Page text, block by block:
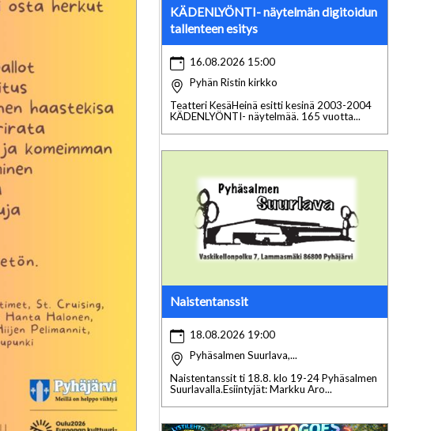
KÄDENLYÖNTI- näytelmän digitoidun
tallenteen esitys
16.08.2026 15:00
Pyhän Ristin kirkko
Teatteri KesäHeinä esitti kesinä 2003-2004
KÄDENLYÖNTI- näytelmää. 165 vuotta...
Naistentanssit
18.08.2026 19:00
Pyhäsalmen Suurlava,...
Naistentanssit ti 18.8. klo 19-24 Pyhäsalmen
Suurlavalla.Esiintyjät: Markku Aro...